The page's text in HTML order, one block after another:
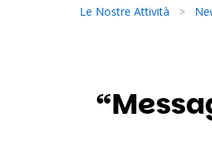
Le Nostre Attività >